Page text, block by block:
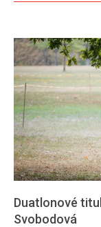
Duatlonové
Svobodová